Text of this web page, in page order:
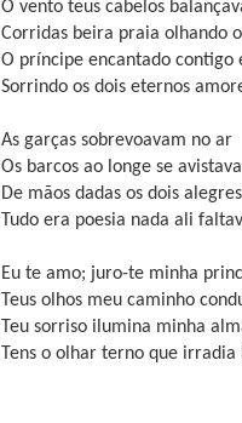
O vento teus cabelos
Corridas beira praia olhando
O príncipe encantado contigo
Sorrindo os dois eternos
As garças sobrevoavam no ar
Os barcos ao longe se
De mãos dadas os dois
Tudo era poesia nada ali
Eu te amo; juro-te minha
Teus olhos meu caminho
Teu sorriso ilumina minha
Tens o olhar terno que irradia